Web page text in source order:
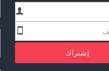
إشتراك